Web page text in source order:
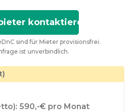
kontaktieren
sind für Mieter provisionsfrei.
ist unverbindlich.
590,-€ pro Monat